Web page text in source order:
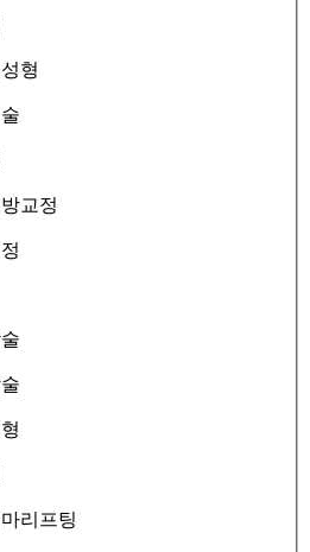
형
교정
리프팅